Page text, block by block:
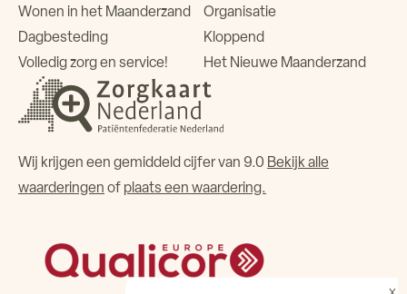
Wonen in het Maanderzand
Dagbesteding
Volledig zorg en service!
Organisatie
Kloppend
Het Nieuwe Maanderzand
Wij krijgen een gemiddeld cijfer van 9.0 Bekijk alle
waarderingen of plaats een waardering.